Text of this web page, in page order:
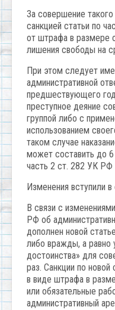
За совершение такого
санкцией статьи по
от штрафа в размере
лишения свободы на
При этом следует
административной
предшествующего
преступное деяние
группой либо с
использованием
таком случае
может составить до
часть 2 ст. 282 УК РФ
Изменения вступили
В связи с
РФ об
дополнен новой
либо вражды, а равно
достоинства» для
раз. Санкции по
в виде штрафа в
или обязательные
административный